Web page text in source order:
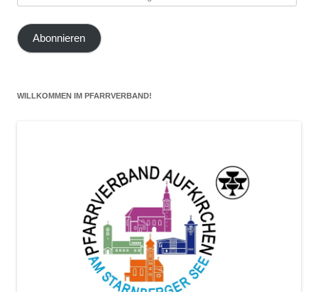
Mail-
Adresse
Abonnieren
WILLKOMMEN IM PFARRVERBAND!